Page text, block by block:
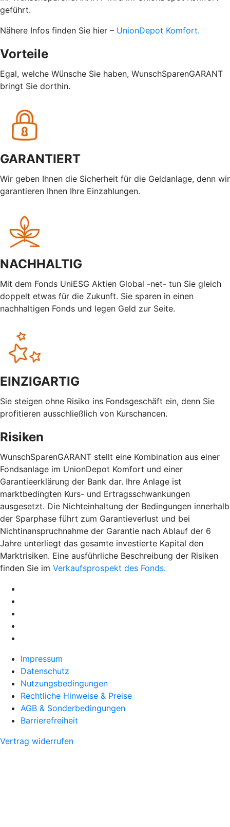
geführt.
Nähere Infos finden Sie hier – UnionDepot Komfort.
Vorteile
Egal, welche Wünsche Sie haben, WunschSparenGARANT
bringt Sie dorthin.
GARANTIERT
Wir geben Ihnen die Sicherheit für die Geldanlage, denn wir
garantieren Ihnen Ihre Einzahlungen.
NACHHALTIG
Mit dem Fonds UniESG Aktien Global -net- tun Sie gleich
doppelt etwas für die Zukunft. Sie sparen in einen
nachhaltigen Fonds und legen Geld zur Seite.
EINZIGARTIG
Sie steigen ohne Risiko ins Fondsgeschäft ein, denn Sie
profitieren ausschließlich von Kurschancen.
Risiken
WunschSparenGARANT stellt eine Kombination aus einer
Fondsanlage im UnionDepot Komfort und einer
Garantieerklärung der Bank dar. Ihre Anlage ist
marktbedingten Kurs- und Ertragsschwankungen
ausgesetzt. Die Nichteinhaltung der Bedingungen innerhalb
der Sparphase führt zum Garantieverlust und bei
Nichtinanspruchnahme der Garantie nach Ablauf der 6
Jahre unterliegt das gesamte investierte Kapital den
Marktrisiken. Eine ausführliche Beschreibung der Risiken
finden Sie im Verkaufsprospekt des Fonds.
Impressum
Datenschutz
Nutzungsbedingungen
Rechtliche Hinweise & Preise
AGB & Sonderbedingungen
Barrierefreiheit
Vertrag widerrufen